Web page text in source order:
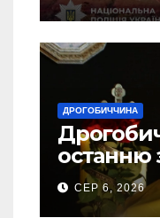
ДРОГОБИЧЧИНА
останню
свого
СЕР 6, 2026